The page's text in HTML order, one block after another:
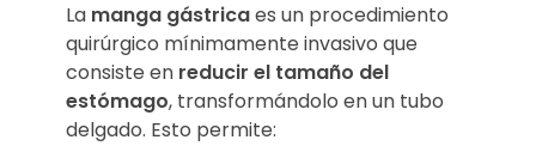
La manga gástricaes un procedimiento
quirúrgico mínimamente invasivo que
consiste en reducir el tamaño del
estómago, transformándolo en un tubo
delgado. Esto permite: